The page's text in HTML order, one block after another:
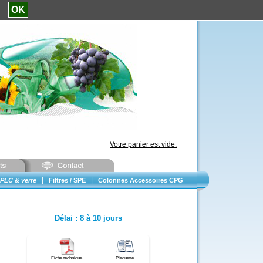
Votre panier est vide.
& verre Filtres / SPE Colonnes Accessoires CPG
Délai : 8 à 10 jours
Fiche technique Plaquette
OK